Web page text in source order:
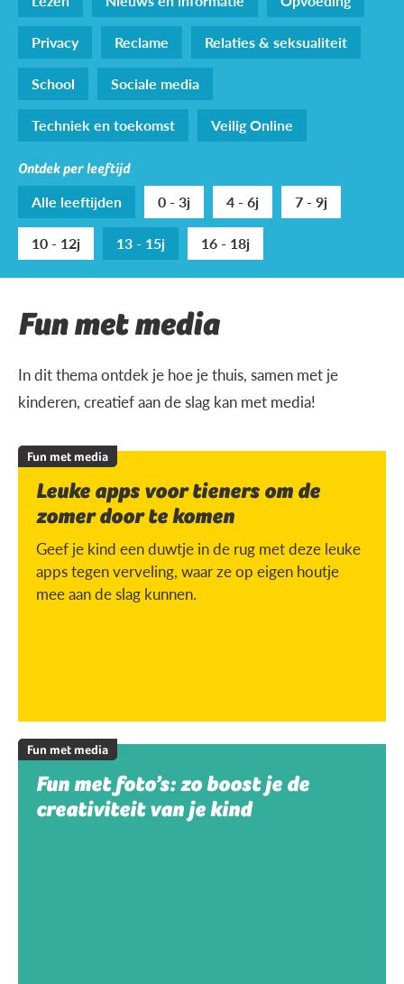
Privacy
Reclame
Relaties & seksualiteit
School
Sociale media
Techniek en toekomst
Veilig Online
Ontdek per leeftijd
Alle leeftijden 0 - 3j 4 - 6j
7 - 9j
10 - 12j
13 - 15j 16 - 18j
Fun met media
In dit thema ontdek je hoe je thuis, samen met je
kinderen, creatief aan de slag kan met media!
Fun met media
Leuke apps voor tieners om de
zomer door te komen
Geef je kind een duwtje in de rug met deze leuke
apps tegen verveling, waar ze op eigen houtje
mee aan de slag kunnen.
Fun met media
Fun met foto’s: zo boost je de
creativiteit van je kind